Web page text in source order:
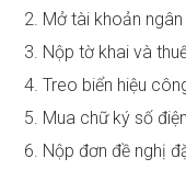
2. Mở tài khoản ngân
3. Nộp tờ khai và
4. Treo biển hiệu
5. Mua chữ ký số
6. Nộp đơn đề nghị